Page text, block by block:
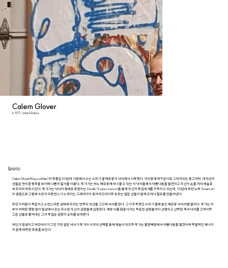
Calem Glover
b. 1977, United States
Biography
Calem Glover(Kingscribbler) 의 작품은 80년대 가정에서 쓰는 수화기 옆 메모장의 낙서에서 시작됐다. 낙서장에 마구잡이로 그어져있는 동그라미, 대각선의
선들은 연속된 동작을 보이며 나름의 질서를 이룬다. 작가가는 어느 메모장에서나 볼 수 있는 이 낙서들에서 아름다움을 발견하고 자신의 손을 거쳐 예술로
써 우리와 마주시킨다. 작가가는 낙서의 형태로 표현하는 Doodle-Expressionism을 통해 자신의 작업세계를 구축하고 있는데, 90년대 후반 뉴욕 Street art
의 경험으로 그림에 속도와 퍼포먼스가 느껴지는 그래피티의 획과 미끄러지듯 흐르는 얇은 선들이 함께 드러나 밀도를 만들어낸다.
무언가 마음이 복잡하고 소란스러운 상태에 우리는 반복되게 선을 그으며 낙서를 한다. 그가 주목했던 수화기 옆에 놓인 메모장 낙서처럼 말이다. 작가는 외
부의 어떠한 영향 없이 일상에서 오는 무수한 자신의 감정들에 집중한다. 때로 뇌를 침잠시키는 복잡한 감정들까지 선명하고 산뜻한 색과 낙서를 끄적이듯
그은 선들로 풀어내는 그의 작업은 감정의 승화를 보여준다.
어딘가 엉성하고 어린아이가 그린 것만 같은 낙서가 작가의 시각과 선택을 통해 예술이 되었듯 작가는 불완벽함에서 아름다움을 발견하며 폭발적인 에너지
와 함께 따듯한 포용을 보인다